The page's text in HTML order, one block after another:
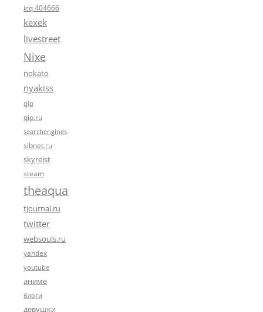
icq 404666
kexek
livestreet
Nixe
nokato
nyakiss
qip
qip.ru
searchengines
sibnet.ru
skyreist
steam
theaqua
tjournal.ru
twitter
websouls.ru
yandex
youtube
аниме
блоги
девушки